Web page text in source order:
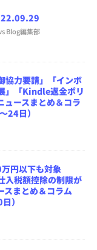
Blog編集部
協力要請」「インボ
」「Kindle返金ポリ
ュースまとめ＆コラ
24日）
円以下も対象
入税額控除の制限が
スまとめ＆コラム
）